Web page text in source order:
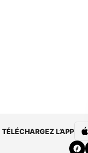
TÉLÉCHARGEZ L’APP